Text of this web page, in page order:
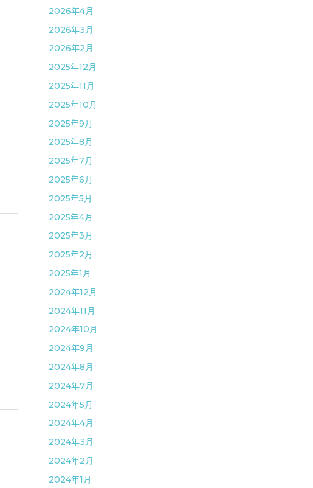
2026年4月
2026年3月
2026年2月
2025年12月
2025年11月
2025年10月
2025年9月
2025年8月
2025年7月
2025年6月
2025年5月
2025年4月
2025年3月
2025年2月
2025年1月
2024年12月
2024年11月
2024年10月
2024年9月
2024年8月
2024年7月
2024年5月
2024年4月
2024年3月
2024年2月
2024年1月